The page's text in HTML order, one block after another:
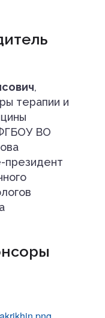
,
терапии и
ВО
президент